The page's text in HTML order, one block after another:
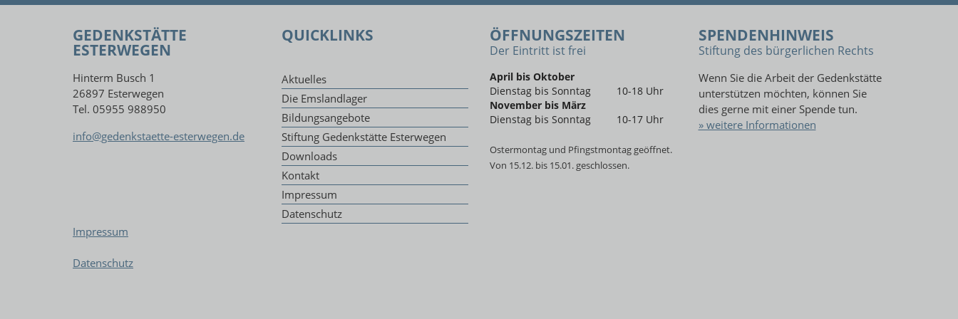
GEDENKSTÄTTE
ESTERWEGEN
QUICKLINKS ÖFFNUNGSZEITEN
Der Eintritt ist frei
SPENDENHINWEIS
Stiftung des bürgerlichen Rechts
Hinterm Busch 1
26897 Esterwegen
Tel. 05955 988950
info@gedenkstaette-esterwegen.de
Aktuelles
Die Emslandlager
Bildungsangebote
Stiftung Gedenkstätte Esterwegen
Downloads
Kontakt
Impressum
Datenschutz
April bis Oktober
Dienstag bis Sonntag
10-18 Uhr
November bis März
Dienstag bis Sonntag
10-17 Uhr
Ostermontag und Pfingstmontag geöffnet.
Von 15.12. bis 15.01. geschlossen.
Wenn Sie die Arbeit der Gedenkstätte
unterstützen möchten, können Sie
dies gerne mit einer Spende tun.
» weitere Informationen
Impressum
Datenschutz